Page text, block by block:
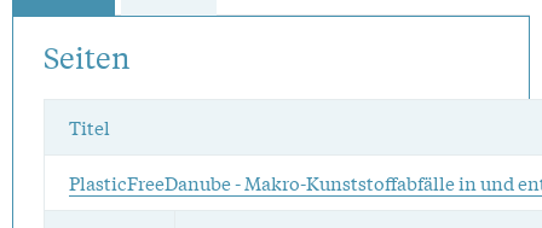
Seiten
Titel
PlasticFreeDanube - Makro-Kunststoffabfälle in und